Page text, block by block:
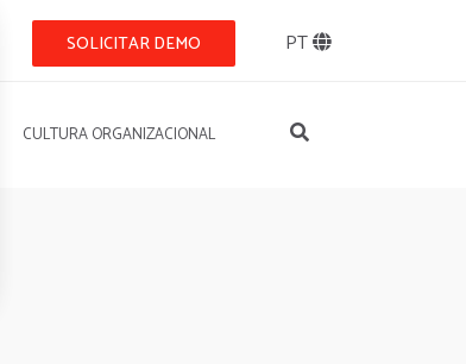
SOLICITAR DEMO PT
CULTURA ORGANIZACIONAL